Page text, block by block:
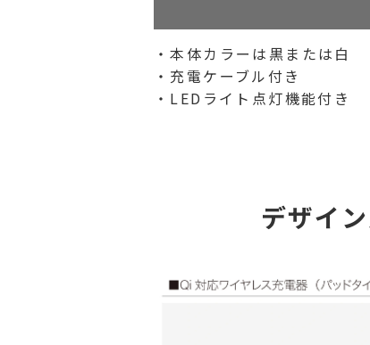
・本体カラーは黒または白
・充電ケーブル付き
・LEDライト点灯機能付き
デザイ